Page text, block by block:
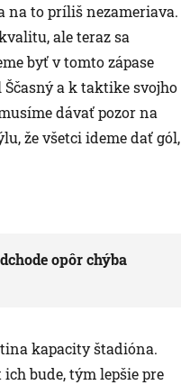
na to príliš nezameriava.
ale teraz sa
byť v tomto zápase
Ščasný a k taktike svojho
dávať pozor na
že všetci ideme dať gól,
opôr chýba
kapacity štadióna.
bude, tým lepšie pre